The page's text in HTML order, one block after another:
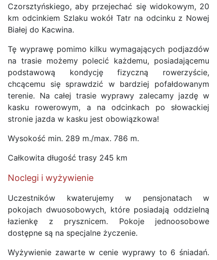
Czorsztyńskiego, aby przejechać się widokowym, 20
km odcinkiem Szlaku wokół Tatr na odcinku z Nowej
Białej do Kacwina.
Tę wyprawę pomimo kilku wymagających podjazdów
na trasie możemy polecić każdemu, posiadającemu
podstawową kondycję fizyczną rowerzyście,
chcącemu się sprawdzić w bardziej pofałdowanym
terenie. Na całej trasie wyprawy zalecamy jazdę w
kasku rowerowym, a na odcinkach po słowackiej
stronie jazda w kasku jest obowiązkowa!
Wysokość min. 289 m./max. 786 m.
Całkowita długość trasy 245 km
Noclegi i wyżywienie
Uczestników kwaterujemy w pensjonatach w
pokojach dwuosobowych, które posiadają oddzielną
łazienkę z prysznicem. Pokoje jednoosobowe
dostępne są na specjalne życzenie.
Wyżywienie zawarte w cenie wyprawy to 6 śniadań.